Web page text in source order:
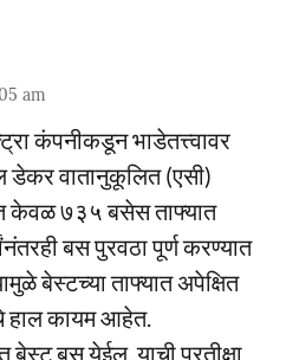
am
कंपनीकडून भाडेतत्त्वावर
डेकर वातानुकूलित (एसी)
केवळ ७३५ बसेस ताफ्यात
बस पुरवठा पूर्ण करण्यात
बेस्टच्या ताफ्यात अपेक्षित
हाल कायम आहेत.
बस येईल, याची प्रतीक्षा